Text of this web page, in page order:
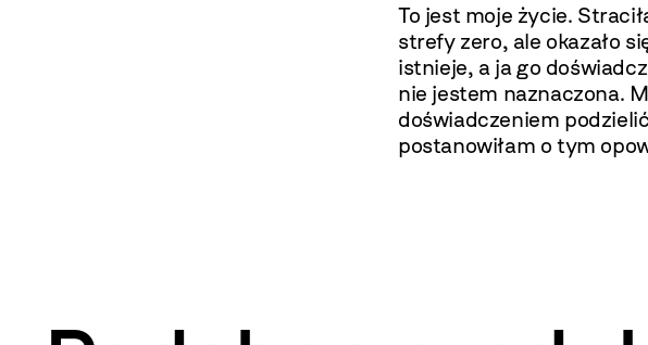
To jest moje życie.
strefy zero, ale okazało
istnieje, a ja go
nie jestem naznaczona.
doświadczeniem
postanowiłam o tym